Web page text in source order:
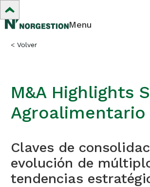
Menu
< Volver
M&A Highlights
Agroalimentario
Claves de
evolución de
tendencias